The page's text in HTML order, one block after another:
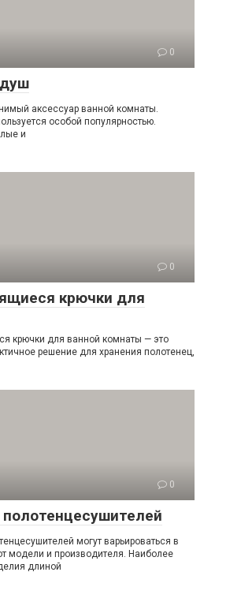
0
аксессуар ванной комнаты.
особой популярностью.
и
0
крючки для
крючки для ванной комнаты — это
решение для хранения полотенец,
0
могут варьироваться в
модели и производителя. Наиболее
длиной